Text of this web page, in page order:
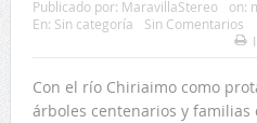
Publicado por: MaravillaStereo on:
En: Sin categoría
Sin Comentarios
Con el río Chiriaimo como
árboles centenarios y familias